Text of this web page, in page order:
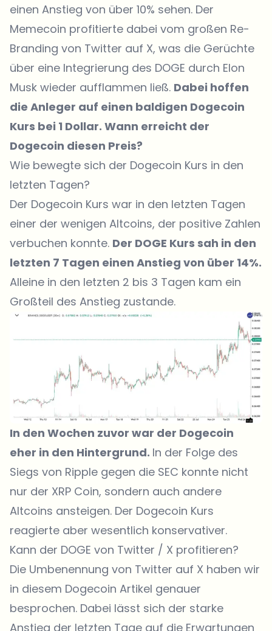
einen Anstieg von über 10% sehen. Der
Memecoin profitierte dabei vom großen Re-
Branding von Twitter auf X, was die Gerüchte
über eine Integrierung des DOGE durch Elon
Musk wieder aufflammen ließ. Dabei hoffen
die Anleger auf einen baldigen Dogecoin
Kurs bei 1 Dollar. Wann erreicht der
Dogecoin diesen Preis?
Wie bewegte sich der Dogecoin Kurs in den
letzten Tagen?
Der Dogecoin Kurs war in den letzten Tagen
einer der wenigen Altcoins, der positive Zahlen
verbuchen konnte. Der DOGE Kurs sah in den
letzten 7 Tagen einen Anstieg von über 14%.
Alleine in den letzten 2 bis 3 Tagen kam ein
Großteil des Anstieg zustande.
In den Wochen zuvor war der Dogecoin
eher in den Hintergrund. In der Folge des
Siegs von Ripple gegen die SEC konnte nicht
nur der XRP Coin, sondern auch andere
Altcoins ansteigen. Der Dogecoin Kurs
reagierte aber wesentlich konservativer.
Kann der DOGE von Twitter / X profitieren?
Die Umbenennung von Twitter auf X haben wir
in diesem Dogecoin Artikel genauer
besprochen. Dabei lässt sich der starke
Anstieg der letzten Tage auf die Erwartungen